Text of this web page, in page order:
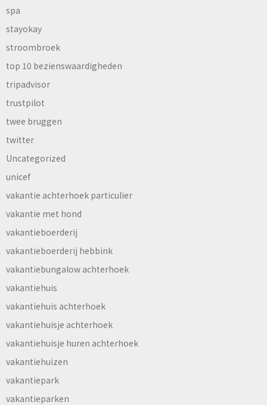
spa
stayokay
stroombroek
top 10 bezienswaardigheden
tripadvisor
trustpilot
twee bruggen
twitter
Uncategorized
unicef
vakantie achterhoek particulier
vakantie met hond
vakantieboerderij
vakantieboerderij hebbink
vakantiebungalow achterhoek
vakantiehuis
vakantiehuis achterhoek
vakantiehuisje achterhoek
vakantiehuisje huren achterhoek
vakantiehuizen
vakantiepark
vakantieparken